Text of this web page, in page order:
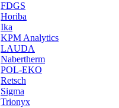
FDGS
Horiba
Ika
KPM Analytics
LAUDA
Nabertherm
POL-EKO
Retsch
Sigma
Trionyx